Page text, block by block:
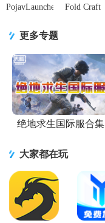
PojavLauncher
文版176-
641eae05
Fold Craft
更多专题
绝地求生国际服合集
大家都在玩